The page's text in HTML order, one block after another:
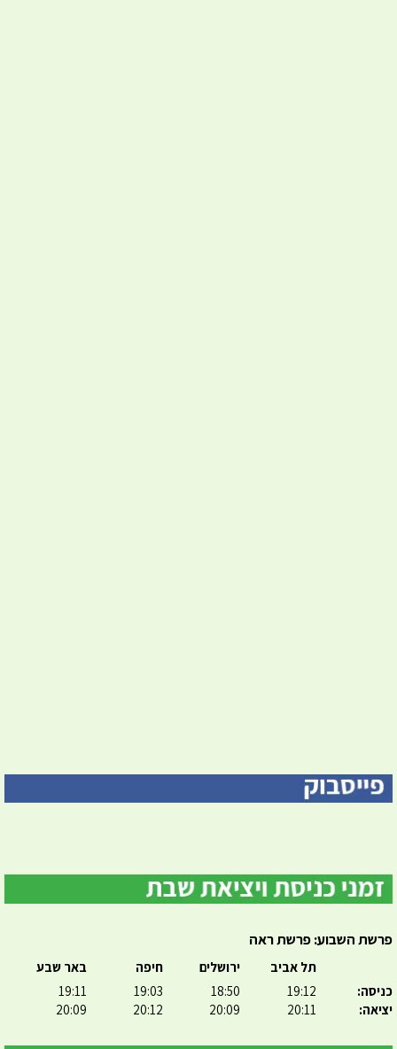
פרשת השבוע: פרשת ראה
כניסה:
יציאה:
תל אביב
19:12
20:11
ירושלים
18:50
20:09
חיפה
19:03
20:12
באר שבע
19:11
20:09